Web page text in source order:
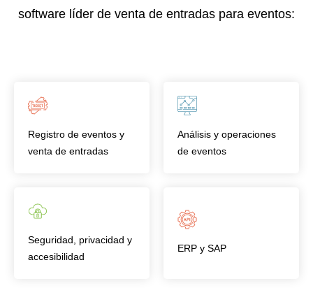
software líder de venta de entradas para eventos:
Registro de eventos y
venta de entradas
Análisis y operaciones
de eventos
Seguridad, privacidad y
accesibilidad
ERP y SAP